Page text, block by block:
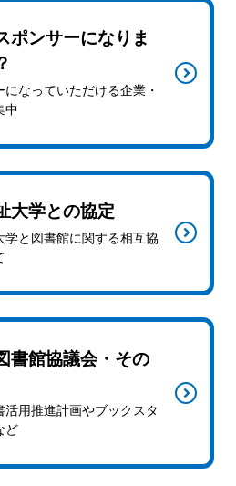
ポンサーになりま
になっていただける企業・
中
大学との協定
学と図書館に関する相互協
書館協議会・その
活用推進計画やブックスタ
ど